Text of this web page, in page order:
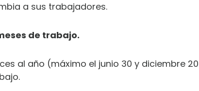
a sus trabajadores.
de trabajo.
al año (máximo el junio 30 y diciembre